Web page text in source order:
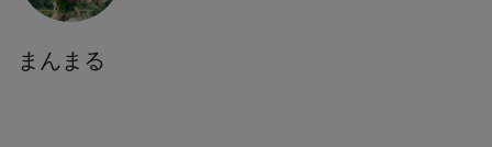
まんまる